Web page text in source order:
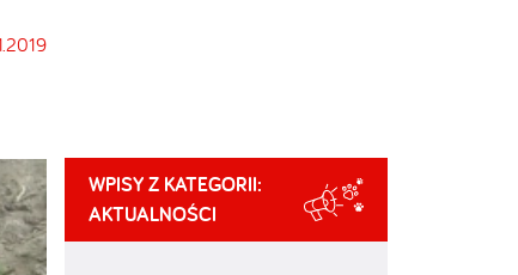
WPISY Z KATEGORII:
AKTUALNOŚCI